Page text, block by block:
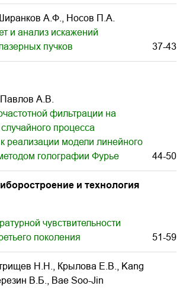
А.Ф., Носов П.А.
и анализ искажений
пучков
37-43
А.В.
фильтрации на
процесса
реализации модели линейного
голографии Фурье
44-50
и технология
чувствительности
поколения
51-59
Н.Н., Крылова Е.В., Kang
В.Б., Bae Soo-Jin